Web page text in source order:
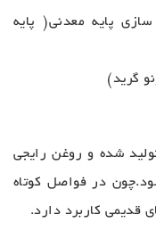
پایه معدنی( پایه
گرید)
شده و روغن رایجی
در فواصل کوتاه
قدیمی کاربرد دارد.